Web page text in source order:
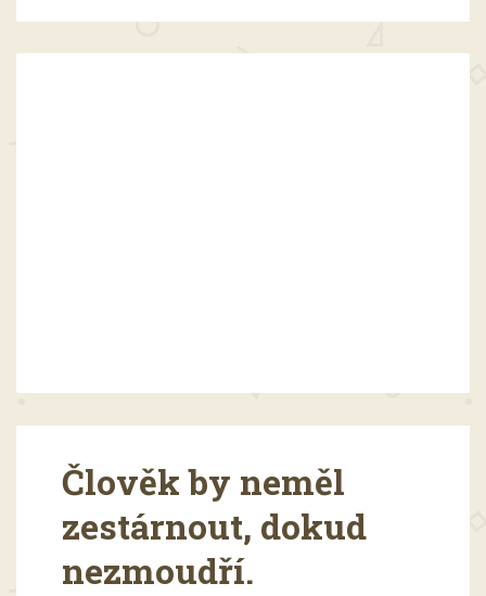
Člověk by neměl
zestárnout, dokud
nezmoudří.